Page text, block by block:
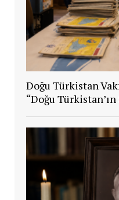
Doğu Türkistan
“Doğu